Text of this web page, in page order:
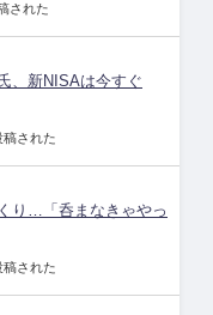
された
、新NISAは今すぐ
稿された
り…「呑まなきゃやっ
稿された